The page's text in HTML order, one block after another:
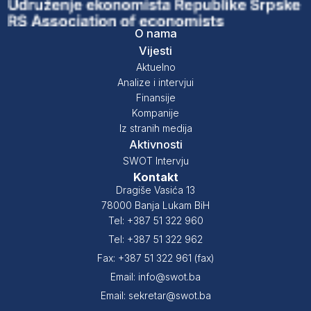
O nama
Vijesti
Aktuelno
Analize i intervjui
Finansije
Kompanije
Iz stranih medija
Aktivnosti
SWOT Intervju
Kontakt
Dragiše Vasića 13
78000 Banja Lukam BiH
Tel: +387 51 322 960
Tel: +387 51 322 962
Fax: +387 51 322 961 (fax)
Email: info@swot.ba
Email: sekretar@swot.ba